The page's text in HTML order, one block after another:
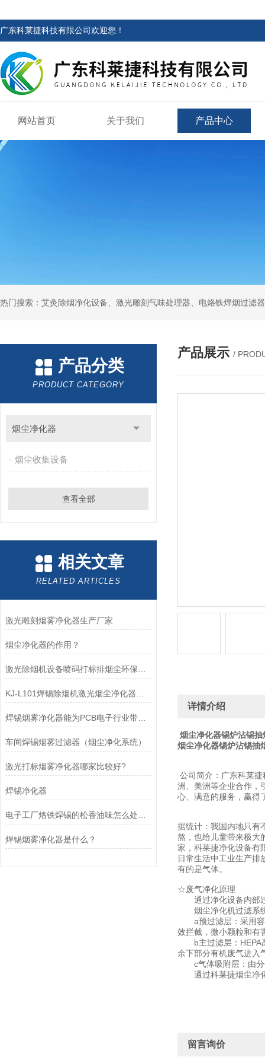
广东科莱捷科技有限公司欢迎您！
网站首页 关于我们 产品中心
产品分类
PRODUCT CATEGORY
烟尘净化器
烟尘收集设备
查看全部
相关文章
RELATED ARTICLES
激光雕刻烟雾净化器生产厂家
烟尘净化器的作用？
车间焊锡烟雾过滤器（烟尘净化系统）
激光打标烟雾净化器哪家比较好?
焊锡净化器
焊锡烟雾净化器是什么？
产品展示 /
详情介绍
烟尘净化器锡炉沾锡
烟尘净化器锡炉沾锡抽
公司简介：广东科莱
洲、美洲等企业合作，
心、满意的服务，赢得
据统计：我国内地只有
熬，也给儿童带来极大
家，科莱捷净化设备有
日常生活中工业生产排
有的是气体。
☆废气净化原理
通过净化设备内部过
烟尘净化机过滤系统
a预过滤层：采用容
效拦截，微小颗粒和有
b主过滤层：HEPA高
余下部分有机废气进入
c气体吸附层：由分
通过科莱捷烟尘净化
留言询价